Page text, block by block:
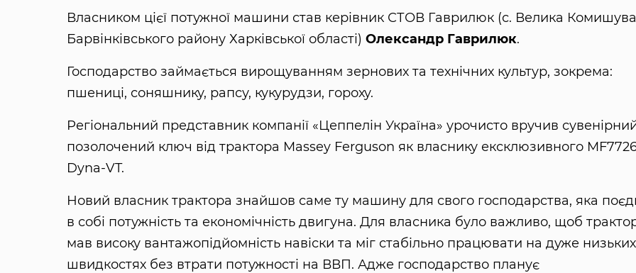
Власником цієї потужної машини став керівник СТОВ Гаврилюк (с. Велика
Барвінківського району Харківської області) Олександр Гаврилюк.
Господарство займається вирощуванням зернових та технічних культур, зокрема:
пшениці, соняшнику, рапсу, кукурудзи, гороху.
Регіональний представник компанії «Цеппелін Україна» урочисто вручив
позолочений ключ від трактора Massey Ferguson як власнику ексклюзивного
Dyna-VT.
Новий власник трактора знайшов саме ту машину для свого господарства, яка
в собі потужність та економічність двигуна. Для власника було важливо, щоб
мав високу вантажопідйомність навіски та міг стабільно працювати на дуже низьких
швидкостях без втрати потужності на ВВП. Адже господарство планує